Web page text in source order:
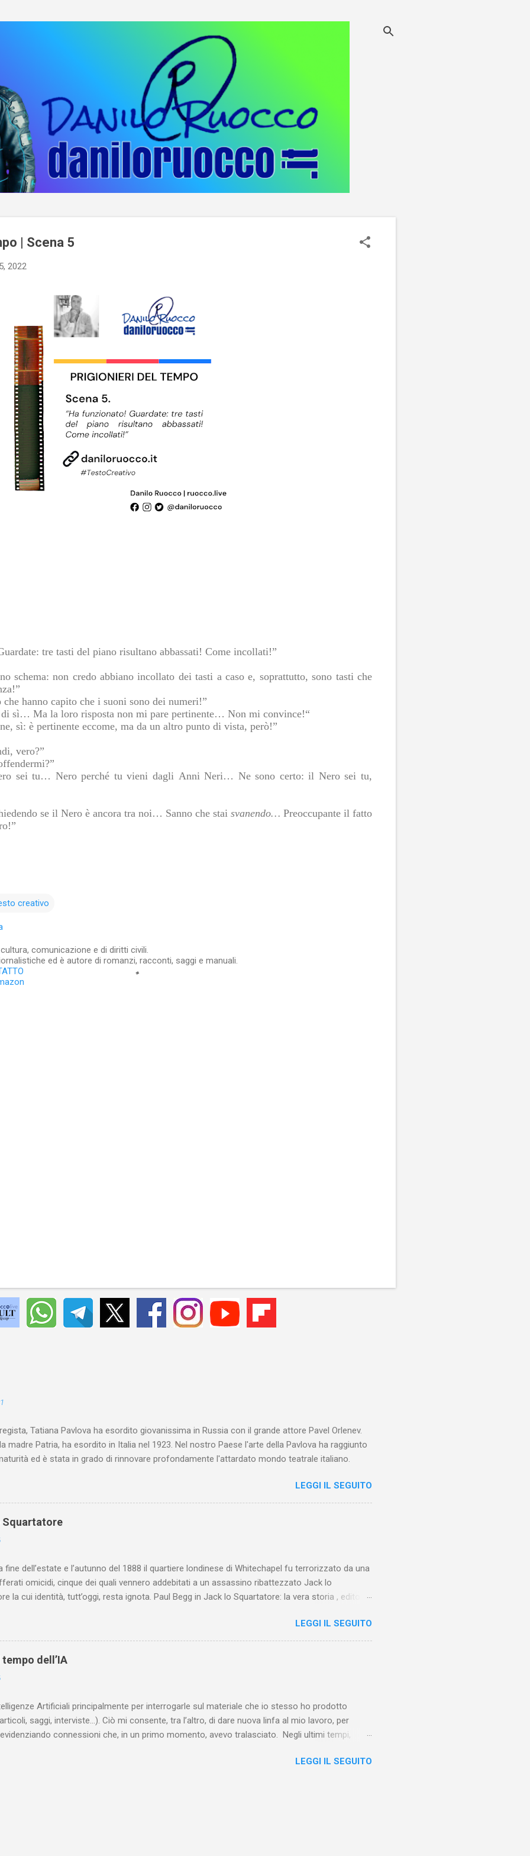
| Scena 5
2022
tre tasti del piano risultano abbassati! Come incollati!”
schema: non credo abbiano incollato dei tasti a caso e, soprattutto, sono tasti che
hanno capito che i suoni sono dei numeri!”
di sì… Ma la loro risposta non mi pare pertinente… Non mi convince!“
sì: è pertinente eccome, ma da un altro punto di vista, però!”
vero?”
sei tu… Nero perché tu vieni dagli Anni Neri… Ne sono certo: il Nero sei tu,
se il Nero è ancora tra noi… Sanno che stai svanendo… Preoccupante il fatto
creativo
comunicazione e di diritti civili.
ed è autore di romanzi, racconti, saggi e manuali.
Tatiana Pavlova ha esordito giovanissima in Russia con il grande attore Pavel Orlenev.
madre Patria, ha esordito in Italia nel 1923. Nel nostro Paese l'arte della Pavlova ha raggiunto
ed è stata in grado di rinnovare profondamente l'attardato mondo teatrale italiano.
LEGGI IL SEGUITO
Squartatore
fine dell’estate e l’autunno del 1888 il quartiere londinese di Whitechapel fu terrorizzato da una
omicidi, cinque dei quali vennero addebitati a un assassino ribattezzato Jack lo
la cui identità, tutt’oggi, resta ignota. Paul Begg in Jack lo Squartatore: la vera storia , edito da
(e, in alcuni capitoli, soprattutto) a ricostruire la storia di Whitechapel e del East End e a
le lotte intestine al Ministero dell’Interno. Ne esce un quadro davvero sconsolante:
sociale dell'Inghilterra vittoriana era inverosimilmente classista, e al suo vertice c’era una
che non aveva alcun interesse nei confronti delle classi subalterne. Non era
a sapere quali fossero le reali condizioni di vita delle persone che abitavano nell’East End e
LEGGI IL SEGUITO
dell’IA
Artificiali principalmente per interrogarle sul materiale che io stesso ho prodotto
saggi, interviste…). Ciò mi consente, tra l’altro, di dare nuova linfa al mio lavoro, per
connessioni che, in un primo momento, avevo tralasciato. Negli ultimi tempi,
(già NotebookLM) e lo riempio con il materiale che ho già realizzato nel corso del tempo e che
LEGGI IL SEGUITO